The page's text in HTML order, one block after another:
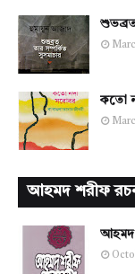
কতো
আহমদ শরীফ
আহমদ